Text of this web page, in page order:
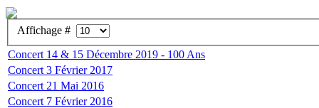
Affichage #
Concert 14 & 15 Décembre 2019 - 100 Ans
Concert 3 Février 2017
Concert 21 Mai 2016
Concert 7 Février 2016